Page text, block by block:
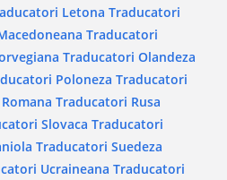
Letona Traducatori
Traducatori
Traducatori Olandeza
Poloneza Traducatori
Traducatori Rusa
Slovaca Traducatori
Traducatori Suedeza
Ucraineana Traducatori